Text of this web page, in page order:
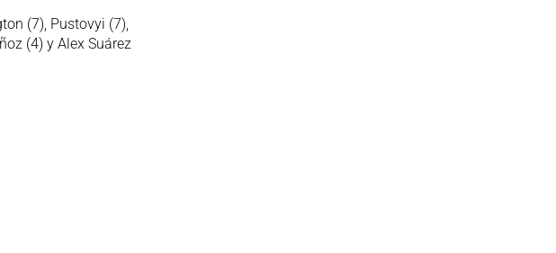
(7), Pustovyi (7),
(4) y Alex Suárez